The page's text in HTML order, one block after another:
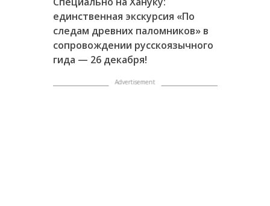
единственная экскурсия «По
следам древних паломников» в
сопровождении русскоязычного
гида — 26 декабря!